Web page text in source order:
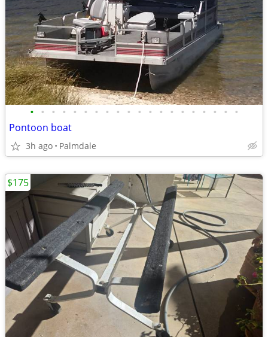
• • • • • • • • • • • • • • • • • • • •
Pontoon boat
3h ago Palmdale
$175